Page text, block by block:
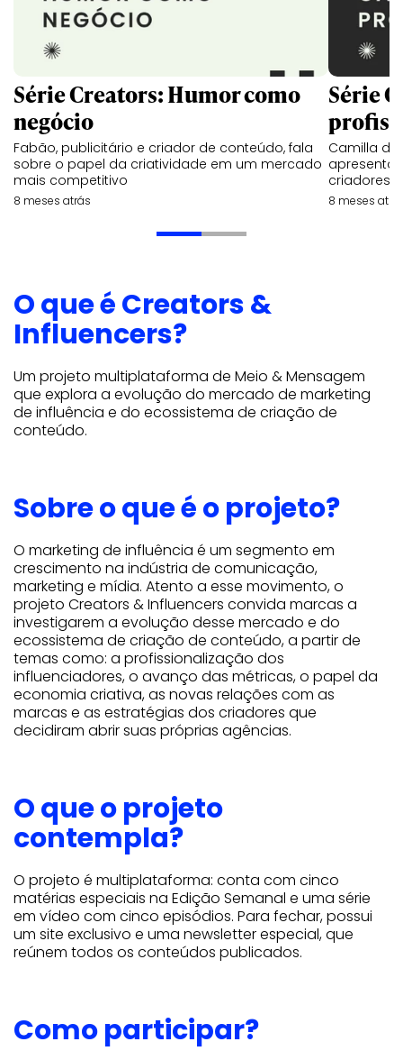
Série Creators: Humor como
negócio
Fabão, publicitário e criador de conteúdo, fala
sobre o papel da criatividade em um mercado
mais competitivo
8 meses atrás
Série
Camilla de
criadores
8 meses
O que é Creators &
Influencers?
Um projeto multiplataforma de Meio & Mensagem
que explora a evolução do mercado de marketing
de influência e do ecossistema de criação de
conteúdo.
Sobre o que é o projeto?
O marketing de influência é um segmento em
crescimento na indústria de comunicação,
marketing e mídia. Atento a esse movimento, o
projeto Creators & Influencers convida marcas a
investigarem a evolução desse mercado e do
ecossistema de criação de conteúdo, a partir de
temas como: a profissionalização dos
influenciadores, o avanço das métricas, o papel da
economia criativa, as novas relações com as
marcas e as estratégias dos criadores que
decidiram abrir suas próprias agências.
O que o projeto
contempla?
O projeto é multiplataforma: conta com cinco
matérias especiais na Edição Semanal e uma série
em vídeo com cinco episódios. Para fechar, possui
um site exclusivo e uma newsletter especial,que
reúnem todos os conteúdos publicados.
Como participar?